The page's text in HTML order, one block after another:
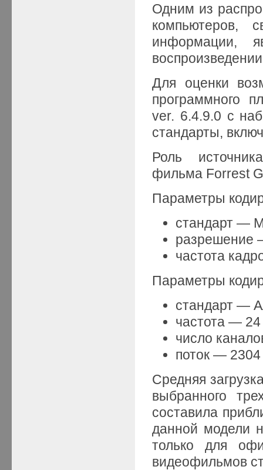
Одним из
компьютеров,
информации,
Для оценки
программного
ver. 6.4.9.0 с
стандарты,
Роль
фильма Forrest
Параметры
стандарт —
разрешение
частота
Параметры
стандарт —
частота — 24
число
поток — 2304
Средняя
выбранного
составила
данной модели
только для
видеофильмов